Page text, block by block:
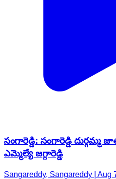
సంగారెడ్డి: సంగారెడ్డి
ఎమ్మెల్యే జగ్గారెడ్డి
Sangareddy, Sangareddy | Aug